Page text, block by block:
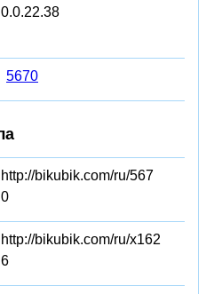
0.0.22.38
5670
http://bikubik.com/ru/567
0
http://bikubik.com/ru/x162
6